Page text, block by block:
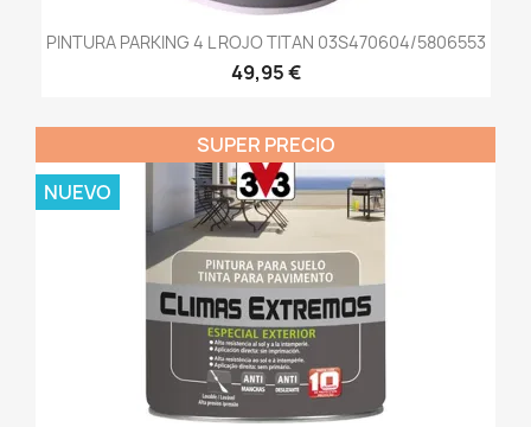
PINTURA PARKING 4 L ROJO TITAN 03S470604/5806553
49,95 €
SUPER PRECIO
NUEVO